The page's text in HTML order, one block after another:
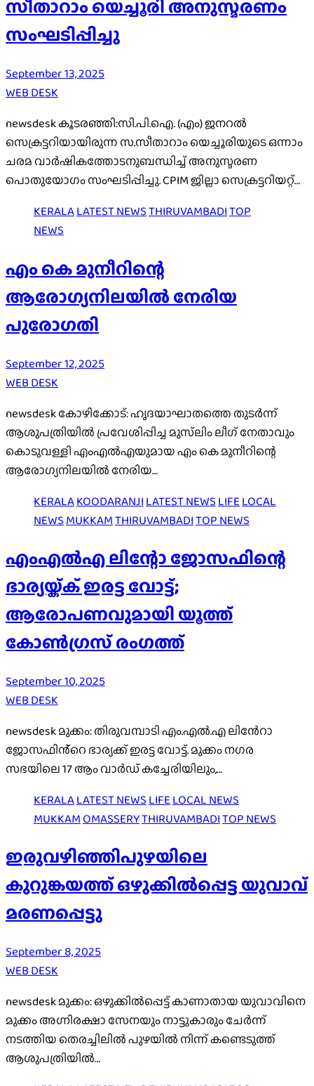
സീതാറാം യെച്ചൂരി അനുസ്മരണം
സംഘടിപ്പിച്ചു
September 13, 2025
WEB DESK
newsdesk കൂടരഞ്ഞി:സി.പി.ഐ. (എം) ജനറൽ
സെക്രട്ടറിയായിരുന്ന സ.സീതാറാം യെച്ചൂരിയുടെ ഒന്നാം
ചരമ വാർഷികത്തോടനുബന്ധിച്ച് അനുസ്മരണ
പൊതുയോഗം സംഘടിപ്പിച്ചു. CPIM ജില്ലാ സെക്രട്ടറിയറ്റ്…
KERALALATEST NEWSTHIRUVAMBADITOP
NEWS
എം കെ മുനീറിന്റെ
ആരോഗ്യനിലയിൽ നേരിയ
പുരോഗതി
September 12, 2025
WEB DESK
newsdesk കോഴിക്കോട്: ഹൃദയാഘാതത്തെ തുടർന്ന്
ആശുപത്രിയിൽ പ്രവേശിപ്പിച്ച മുസ്‌ലിം ലീഗ് നേതാവും
കൊടുവള്ളി എംഎൽഎയുമായ എം കെ മുനീറിന്റെ
ആരോഗ്യനിലയിൽ നേരിയ…
KERALAKOODARANJI LATEST NEWS LIFE LOCAL
NEWS MUKKAMTHIRUVAMBADITOP NEWS
എംഎല്‍എ ലിന്റോ ജോസഫിന്റെ
ഭാര്യയ്ക്ക് ഇരട്ട വോട്ട്;
ആരോപണവുമായി യൂത്ത്
കോണ്‍ഗ്രസ് രംഗത്ത്
September 10, 2025
WEB DESK
newsdesk മുക്കം: തിരുവമ്പാടി എം.എൽ.എ ലിൻേറാ
ജോസഫിൻ്റെ ഭാര്യക്ക് ഇരട്ട വോട്ട്. മുക്കം നഗര
സഭയിലെ 17 ആം വാർഡ് കച്ചേരിയിലും,…
KERALALATEST NEWSLIFELOCAL NEWS
MUKKAMOMASSERYTHIRUVAMBADITOP NEWS
ഇരുവഴിഞ്ഞിപുഴയിലെ
കുറുങ്കയത്ത് ഒഴുക്കിൽപ്പെട്ട യുവാവ്
മരണപ്പെട്ടു
September 8, 2025
WEB DESK
newsdesk മുക്കം: ഒഴുക്കിൽപ്പെട്ട് കാണാതായ യുവാവിനെ
മുക്കം അഗ്നിരക്ഷാ സേനയും നാട്ടുകാരും ചേർന്ന്
നടത്തിയ തെരച്ചിലിൽ പുഴയിൽ നിന്ന് കണ്ടെടുത്ത്
ആശുപത്രിയിൽ…